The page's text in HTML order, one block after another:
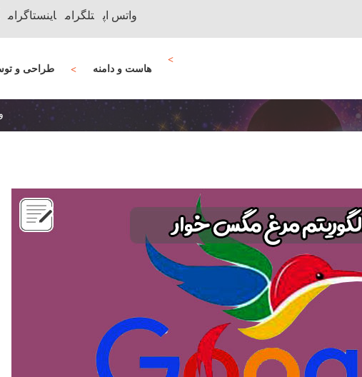
واتس اپ تلگرام اینستاگرام
هاست و دامنه طراحی و